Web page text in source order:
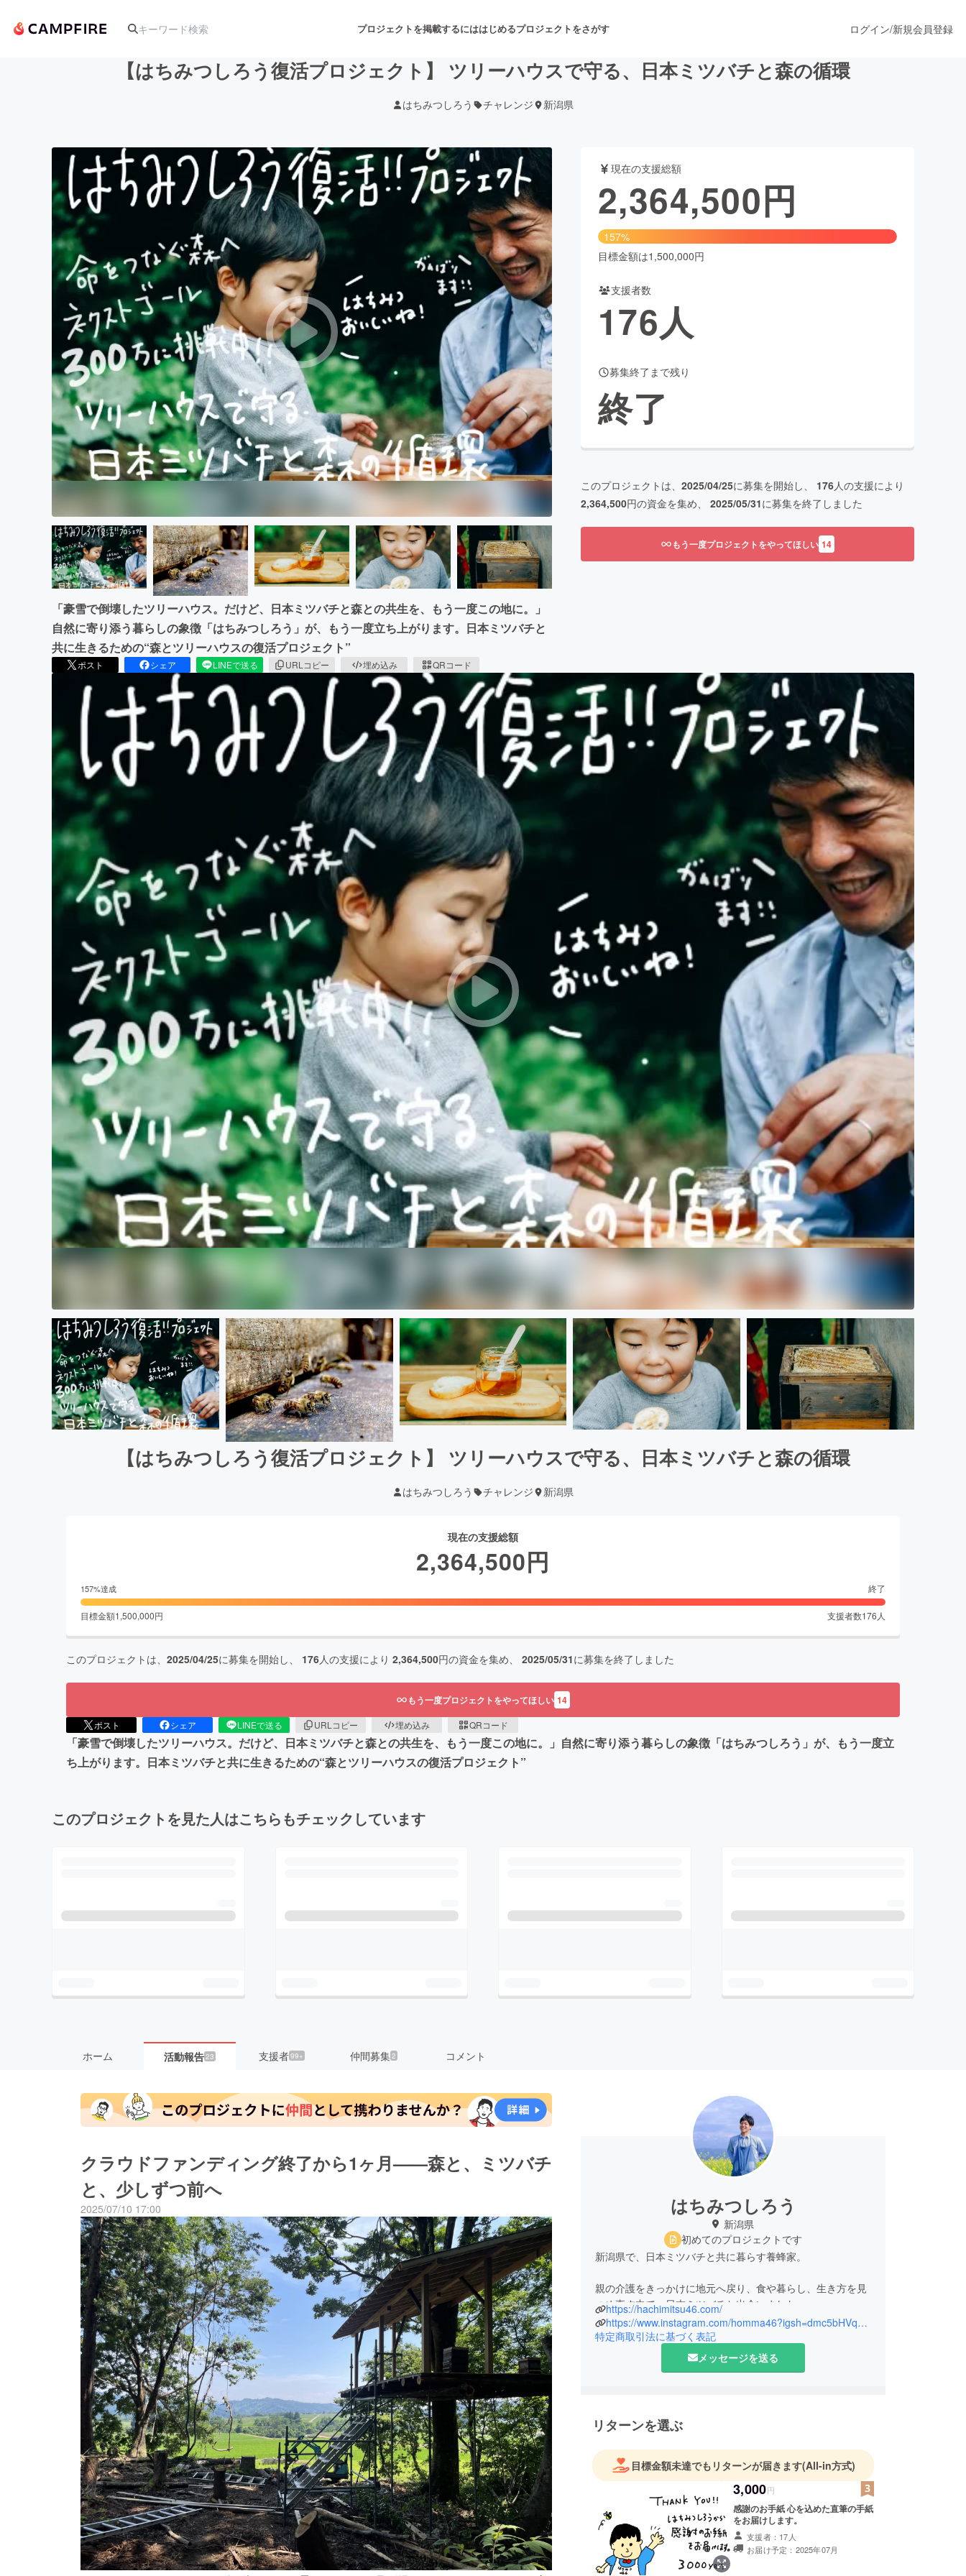
プロジェクトを掲載するにははじめるプロジェクトをさがす
アート・写真 音楽 舞台・パフォーマンス
テクノロジー・ガジェット ゲーム・サービス開発 フード・飲食店 ファッション
映像・映画 書籍・雑誌出版 アニメ・漫画
ビジネス・起業 チャレンジ ビューティー・ヘルスケア
まちづくり・地域活性化
CAMPFIRE for Social GoodCAMPFIRE Creation
CAMPFIREふるさと納税machi-ya コミュニティ
ログイン/新規会員登録
【はちみつしろう復活プロジェクト】 ツリーハウスで守る、日本ミツバチと森の循環
はちみつしろう チャレンジ 新潟県
「豪雪で倒壊したツリーハウス。だけど、日本ミツバチと森との共生を、もう一度この地に。」
自然に寄り添う暮らしの象徴「はちみつしろう」が、もう一度立ち上がります。日本ミツバチと
共に生きるための“森とツリーハウスの復活プロジェクト”
ポスト シェア LINEで送る URLコピー 埋め込み QRコード
現在の支援総額
2,364,500円
157%
目標金額は1,500,000円
支援者数
176人
募集終了まで残り
終了
このプロジェクトは、 2025/04/25に募集を開始し、 176人の支援により
2,364,500円の資金を集め、 2025/05/31に募集を終了しました
もう一度プロジェクトをやってほしい 14
【はちみつしろう復活プロジェクト】 ツリーハウスで守る、日本ミツバチと森の循環
はちみつしろう チャレンジ 新潟県
現在の支援総額
2,364,500円
157%達成 終了
目標金額1,500,000円 支援者数176 人
このプロジェクトは、 2025/04/25に募集を開始し、 176人の支援により 2,364,500円の資金を集め、 2025/05/31に募集を終了しました
もう一度プロジェクトをやってほしい 14
ポスト シェア LINEで送る URLコピー 埋め込み QRコード
「豪雪で倒壊したツリーハウス。だけど、日本ミツバチと森との共生を、もう一度この地に。」自然に寄り添う暮らしの象徴「はちみつしろう」が、もう一度立
ち上がります。日本ミツバチと共に生きるための“森とツリーハウスの復活プロジェクト”
このプロジェクトを見た人はこちらもチェックしています
ホーム 活動報告23 支援者99+ 仲間募集2 コメント
クラウドファンディング終了から1ヶ月——森と、ミツバチ
と、少しずつ前へ
2025/07/10 17:00 はちみつしろう
新潟県
初めてのプロジェクトです
新潟県で、日本ミツバチと共に暮らす養蜂家。
親の介護をきっかけに地元へ戻り、食や暮らし、生き方を見
つめ直す中で、日本ミツバチと出会いました。
そのたくましさと繊細な美しさに心を動かされ、脱サラして
養蜂の道へ進みました。
自然の中で生きるミツバチの営みからは、命の循環や「人は
がり”を、もう一度思い出してもらいたい。
そんな想いから、はちみつやミード（はちみつ酒）、体験イ
ベント、絵本制作など、さまざまな形でミツバチの魅力を伝
える活動を行っています。
「まずは知ること」を大切に。
関心の入り口をひとつでも多くつくることで、未来の自然と
の関わり方がきっと変わると信じています。
https://hachimitsu46.com/
https://www.instagram.com/homma46?igsh=dmc5bHVqeGhjOWw%3D&utm_source=qr
特定商取引法に基づく表記
メッセージを送る
リターンを選ぶ
目標金額未達でもリターンが届きます(All-in方式)
3,000円
感謝のお手紙 心を込めた直筆の手紙
をお届けします。
支援者：17人
お届け予定：2025年07月